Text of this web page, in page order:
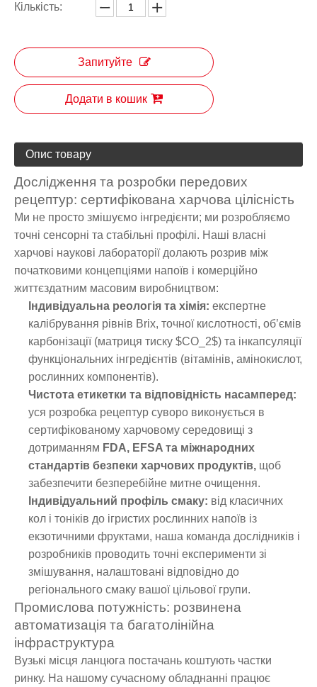
Кількість:
Запитуйте
Додати в кошик
Опис товару
Дослідження та розробки передових
рецептур: сертифікована харчова цілісність
Ми не просто змішуємо інгредієнти; ми розробляємо
точні сенсорні та стабільні профілі. Наші власні
харчові наукові лабораторії долають розрив між
початковими концепціями напоїв і комерційно
життєздатним масовим виробництвом:
Індивідуальна реологія та хімія: експертне
калібрування рівнів Brix, точної кислотності, об’ємів
карбонізації (матриця тиску $CO_2$) та інкапсуляції
функціональних інгредієнтів (вітамінів, амінокислот,
рослинних компонентів).
Чистота етикетки та відповідність насамперед:
уся розробка рецептур суворо виконується в
сертифікованому харчовому середовищі з
дотриманням FDA, EFSA та міжнародних
стандартів безпеки харчових продуктів, щоб
забезпечити безперебійне митне очищення.
Індивідуальний профіль смаку: від класичних
кол і тоніків до ігристих рослинних напоїв із
екзотичними фруктами, наша команда дослідників і
розробників проводить точні експерименти зі
змішування, налаштовані відповідно до
регіонального смаку вашої цільової групи.
Промислова потужність: розвинена
автоматизація та багатолінійна
інфраструктура
Вузькі місця ланцюга постачань коштують частки
ринку. На нашому сучасному обладнанні працює